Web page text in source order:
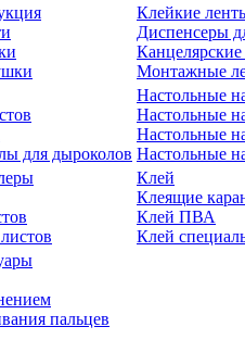
Клейкие
Диспенсеры
Монтажные
для дыроколов
Настольные
Настольные
Настольные
Настольные
Клей
Клеящие
Клей ПВА
Клей
пальцев